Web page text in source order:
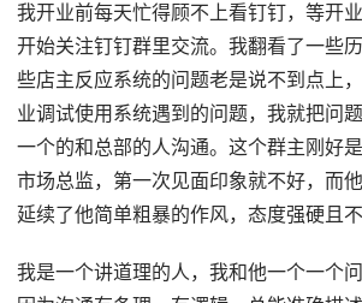
我开业前每天忙得顾不上看钉钉，等开
开始关注钉钉群里交流。我翻看了一些
些店主反应系统的问题老是说不到点上
业调试使用系统遇到的问题，我就把问
一个的和总部的人沟通。这个群主刚好
市场总监，第一次见面印象就不好，而
延续了他简单粗暴的作风，态度强硬且不
我是一个讲道理的人，我和他一个一个